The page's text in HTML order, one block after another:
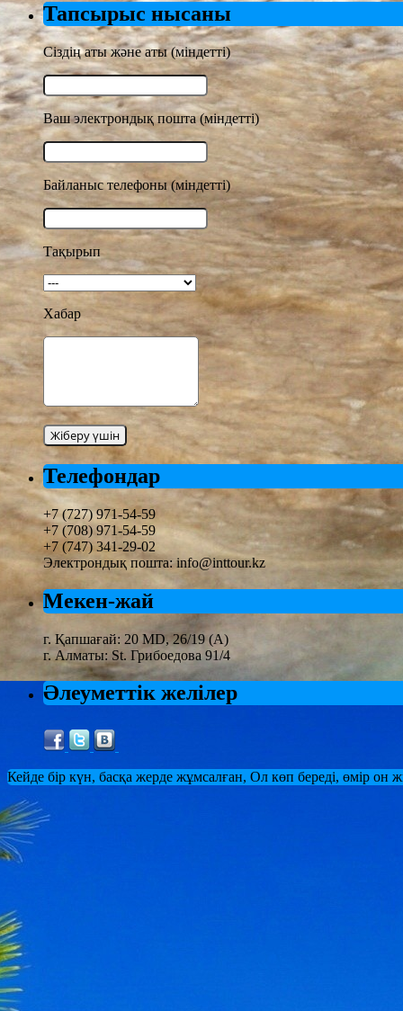
Тапсырыс нысаны
Сіздің аты және аты (міндетті)
Ваш электрондық пошта (міндетті)
Байланыс телефоны (міндетті)
Тақырып
Хабар
Телефондар
+7 (727) 971-54-59
+7 (708) 971-54-59
+7 (747) 341-29-02
Электрондық пошта: info@inttour.kz
Мекен-жай
г. Қапшағай: 20 MD, 26/19 (А)
г. Алматы: St. Грибоедова 91/4
Әлеуметтік желілер
Кейде бір күн, басқа жерде жұмсалған, Ол көп береді, өмір он